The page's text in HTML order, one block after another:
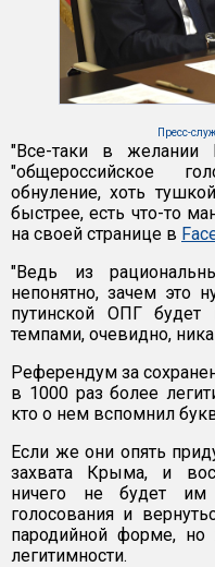
Пресс-
"Все-таки в желании
"общероссийское
обнуление, хоть
быстрее, есть что-то
на своей странице в
"Ведь из
непонятно, зачем это
путинской ОПГ
темпами, очевидно,
Референдум за
в 1000 раз более
кто о нем вспомнил
Если же они опять
захвата Крыма, и
ничего не будет
голосования и
пародийной форме,
легитимности.